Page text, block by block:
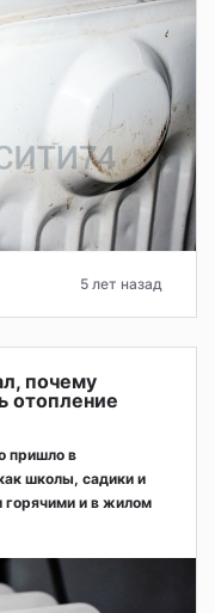
5 лет назад
почему
отопление
пришло в
школы, садики и
горячими и в жилом